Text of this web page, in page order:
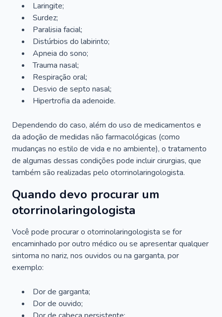
Laringite;
Surdez;
Paralisia facial;
Distúrbios do labirinto;
Apneia do sono;
Trauma nasal;
Respiração oral;
Desvio de septo nasal;
Hipertrofia da adenoide.
Dependendo do caso, além do uso de medicamentos e
da adoção de medidas não farmacológicas (como
mudanças no estilo de vida e no ambiente), o tratamento
de algumas dessas condições pode incluir cirurgias, que
também são realizadas pelo otorrinolaringologista.
Quando devo procurar um
otorrinolaringologista
Você pode procurar o otorrinolaringologista se for
encaminhado por outro médico ou se apresentar qualquer
sintoma no nariz, nos ouvidos ou na garganta, por
exemplo:
Dor de garganta;
Dor de ouvido;